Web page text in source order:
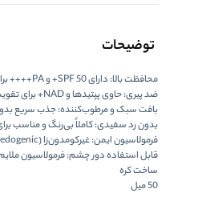
توضیحات
محافظت بالا: دارای SPF 50+ و PA++++ برای جلوگیری از آسیب‌های پوستی.
ضد پیری: حاوی پپتیدها و NAD+ برای تقویت و سفت‌کنندگی پوست.
بافت سبک و مرطوب‌کننده: جذب سریع
بدون رد سفیدی: کاملاً بی‌رنگ و مناسب
فرمولاسیون ایمن: غیرکومدون‌زا (Non-Comedogenic) و فاقد ترکیبات حساسیت‌زا.
قابل استفاده دور چشم: فرمولاسیون
ساخت کره
50 میل